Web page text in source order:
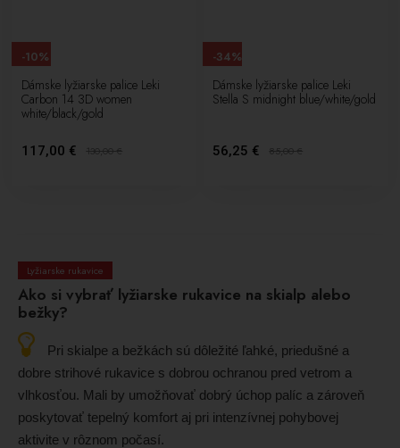
Dámske lyžiarske palice Leki
Carbon 14 3D women
white/black/gold
117,00 € 130,00€
-10%
Dámske lyžiarske palice Leki
Stella S midnight blue/white/gold
56,25 € 85,00€
-34%
Lyžiarske rukavice
Ako si vybrať lyžiarske rukavice na skialp alebo
bežky?
Pri skialpe a bežkách sú dôležité ľahké, priedušné a
dobre strihové rukavice s dobrou ochranou pred vetrom a
vlhkosťou. Mali by umožňovať dobrý úchop palíc a zároveň
poskytovať tepelný komfort aj pri intenzívnej pohybovej
aktivite v rôznom počasí.